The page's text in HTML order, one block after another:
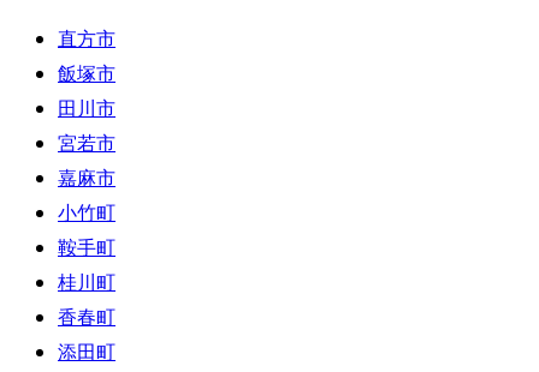
直方市
飯塚市
田川市
宮若市
嘉麻市
小竹町
鞍手町
桂川町
香春町
添田町